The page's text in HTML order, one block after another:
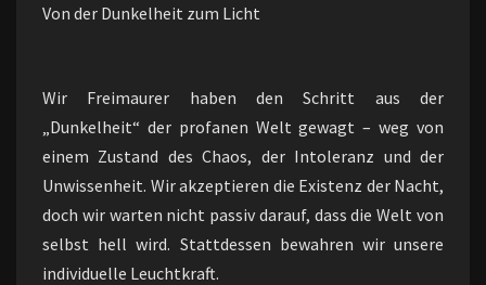
Von der Dunkelheit zum Licht
Wir Freimaurer haben den Schritt aus der
„Dunkelheit“ der profanen Welt gewagt – weg von
einem Zustand des Chaos, der Intoleranz und der
Unwissenheit. Wir akzeptieren die Existenz der Nacht,
doch wir warten nicht passiv darauf, dass die Welt von
selbst hell wird. Stattdessen bewahren wir unsere
individuelle Leuchtkraft.